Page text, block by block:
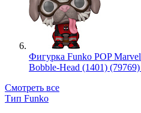
Фигурка Funko POP
Bobble-Head (1401)
Смотреть все
Тип Funko